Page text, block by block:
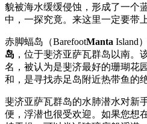
貌被海水缓缓侵蚀，形成了一个
中，一探究竟。来这里一定要带
赤脚蝠岛（BarefootManta Island
岛 ，位于斐济亚萨瓦群岛以南。
名，被认为是斐济最好的珊瑚花
和，是寻找赤足岛附近热带鱼的
斐济亚萨瓦群岛的水肺潜水对新
便，浮潜也很受欢迎。如果您想